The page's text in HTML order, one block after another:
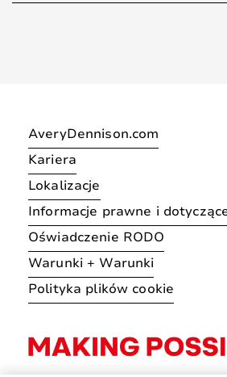
AveryDennison.com
Kariera
Lokalizacje
Informacje prawne i
Oświadczenie RODO
Warunki + Warunki
Polityka plików cookie